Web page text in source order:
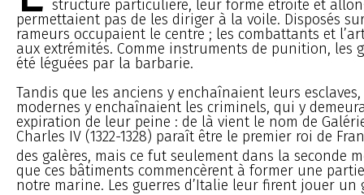
structure particulière, leur forme étroite et
permettaient pas de les diriger à la voile. Disposés
rameurs occupaient le centre ; les combattants et
aux extrémités. Comme instruments de punition, les
été léguées par la barbarie.
Tandis que les anciens y enchaînaient leurs
modernes y enchaînaient les criminels, qui y
expiration de leur peine : de là vient le nom de
Charles IV (1322-1328) paraît être le premier roi de
des galères, mais ce fut seulement dans la seconde
que ces bâtiments commencèrent à former une
notre marine. Les guerres d’Italie leur firent jouer un